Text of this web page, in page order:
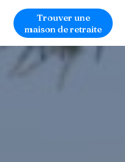
Trouver une
maison de retraite